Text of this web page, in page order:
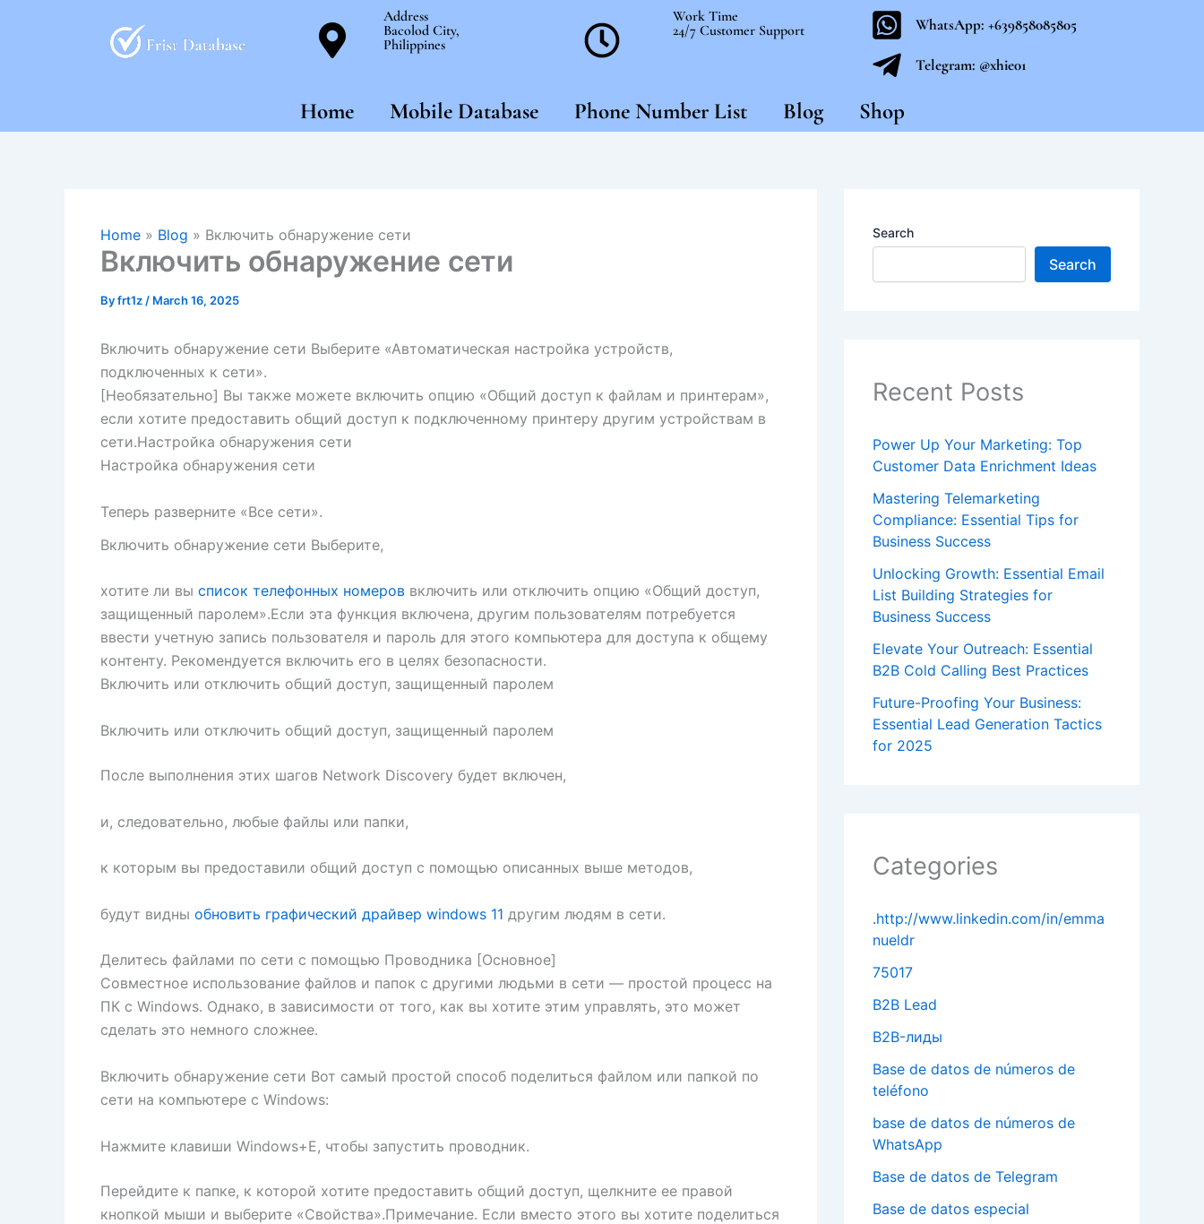
Address
Bacolod City,
Philippines
Work Time
24/7 Customer Support
WhatsApp: +639858085805
Telegram: @xhie01
Home Mobile Database Phone Number List Blog Shop
Home » Blog » Включить обнаружение сети
Включить обнаружение сети
Byfrt1z / March 16, 2025
Включить обнаружение сети Выберите «Автоматическая настройка устройств,
подключенных к сети».
[Необязательно] Вы также можете включить опцию «Общий доступ к файлам и принтерам»,
если хотите предоставить общий доступ к подключенному принтеру другим устройствам в
сети.Настройка обнаружения сети
Настройка обнаружения сети
Теперь разверните «Все сети».
Включить обнаружение сети Выберите,
хотите ли вы список телефонных номеров включить или отключить опцию «Общий доступ,
защищенный паролем».Если эта функция включена, другим пользователям потребуется
ввести учетную запись пользователя и пароль для этого компьютера для доступа к общему
контенту. Рекомендуется включить его в целях безопасности.
Включить или отключить общий доступ, защищенный паролем
Включить или отключить общий доступ, защищенный паролем
После выполнения этих шагов Network Discovery будет включен,
и, следовательно, любые файлы или папки,
к которым вы предоставили общий доступ с помощью описанных выше методов,
будут видны обновить графический драйвер windows 11 другим людям в сети.
Делитесь файлами по сети с помощью Проводника [Основное]
Совместное использование файлов и папок с другими людьми в сети — простой процесс на
ПК с Windows. Однако, в зависимости от того, как вы хотите этим управлять, это может
сделать это немного сложнее.
Включить обнаружение сети Вот самый простой способ поделиться файлом или папкой по
сети на компьютере с Windows:
Нажмите клавиши Windows+E, чтобы запустить проводник.
Перейдите к папке, к которой хотите предоставить общий доступ, щелкните ее правой
кнопкой мыши и выберите «Свойства».Примечание. Если вместо этого вы хотите поделиться
Search
Search
Recent Posts
Power Up Your Marketing: Top
Customer Data Enrichment Ideas
Mastering Telemarketing
Compliance: Essential Tips for
Business Success
Unlocking Growth: Essential Email
List Building Strategies for
Business Success
Elevate Your Outreach: Essential
B2B Cold Calling Best Practices
Future-Proofing Your Business:
Essential Lead Generation Tactics
for 2025
Categories
.http://www.linkedin.com/in/emma
nueldr
75017
B2B Lead
B2B-лиды
Base de datos de números de
teléfono
base de datos de números de
WhatsApp
Base de datos de Telegram
Base de datos especial